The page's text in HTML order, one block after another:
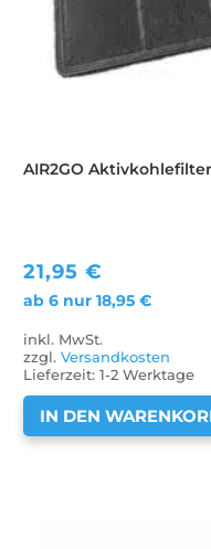
AIR2GO Aktivkohlefilter
21,95€
ab 6 nur18,95€
inkl. MwSt.
zzgl.Versandkosten
Lieferzeit:1-2 Werktage
IN DEN